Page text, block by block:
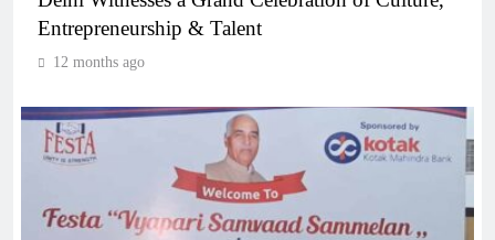
Entrepreneurship & Talent
12 months ago